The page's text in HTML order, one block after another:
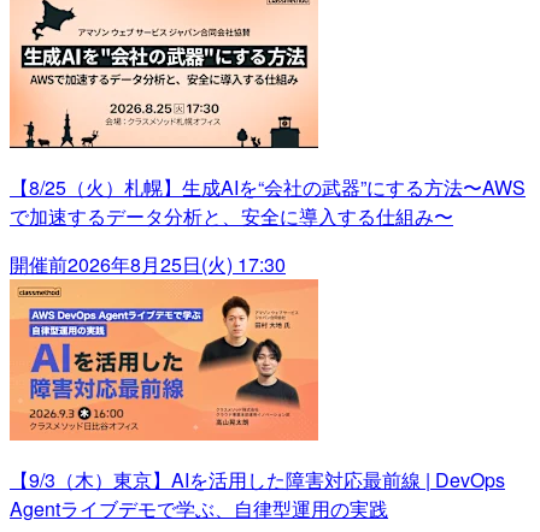
【8/25（火）札幌】生成AIを“会社の武器”にする方法〜AWS
で加速するデータ分析と、安全に導入する仕組み〜
開催前2026年8月25日(火) 17:30
【9/3（木）東京】AIを活用した障害対応最前線 | DevOps
Agentライブデモで学ぶ、自律型運用の実践